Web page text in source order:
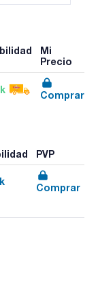
Mi
Precio
Comprar
PVP
Comprar